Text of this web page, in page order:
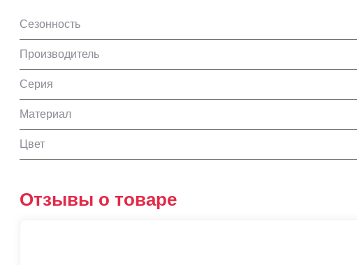
Сезонность
Производитель
Серия
Материал
Цвет
Отзывы о товаре